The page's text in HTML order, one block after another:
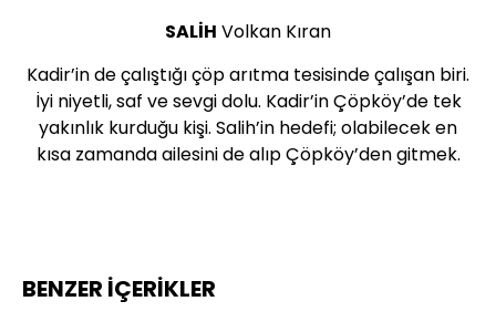
SALİH Volkan Kıran
Kadir’in de çalıştığı çöp arıtma tesisinde çalışan biri.
İyi niyetli, saf ve sevgi dolu. Kadir’in Çöpköy’de tek
yakınlık kurduğu kişi. Salih’in hedefi; olabilecek en
kısa zamanda ailesini de alıp Çöpköy’den gitmek.
BENZER İÇERİKLER